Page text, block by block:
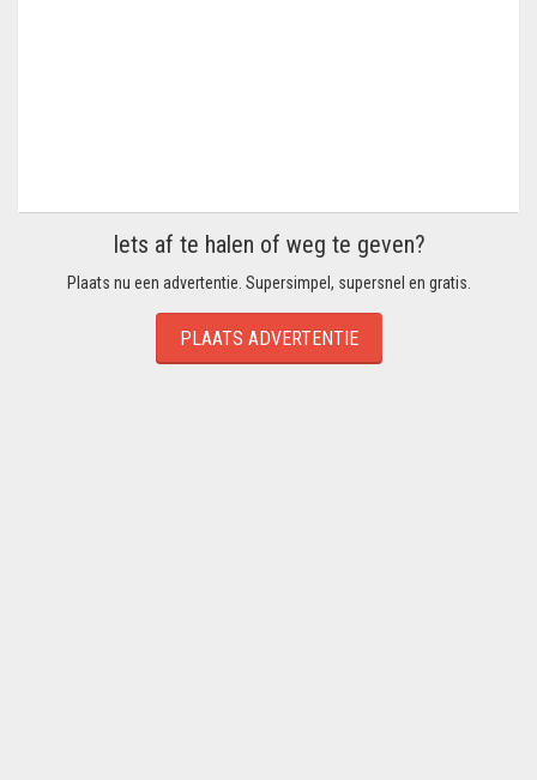
Iets af te halen of weg te geven?
Plaats nu een advertentie. Supersimpel, supersnel en gratis.
PLAATS ADVERTENTIE